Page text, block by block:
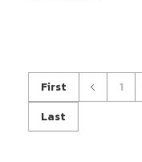
First 1
Last